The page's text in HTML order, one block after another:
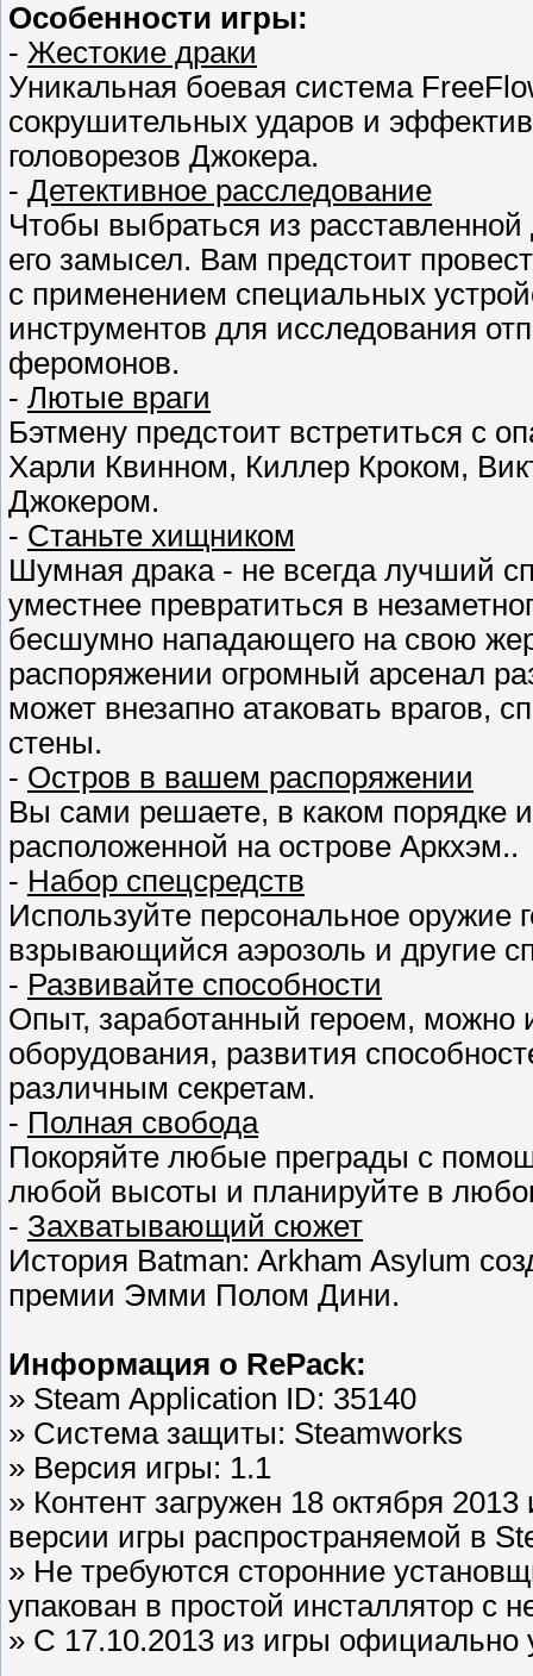
Особенности игры:
- Жестокие драки
Уникальная боевая система
сокрушительных ударов и
головорезов Джокера.
- Детективное расследование
Чтобы выбраться из
его замысел. Вам предстоит
с применением специальных
инструментов для исследования
феромонов.
- Лютые враги
Бэтмену предстоит встретиться с
Харли Квинном, Киллер Кроком,
Джокером.
- Станьте хищником
Шумная драка - не всегда лучший
уместнее превратиться в
бесшумно нападающего на свою
распоряжении огромный арсенал
может внезапно атаковать врагов,
стены.
- Остров в вашем распоряжении
Вы сами решаете, в каком порядке
расположенной на острове Аркхэм..
- Набор спецсредств
Используйте персональное оружие
взрывающийся аэрозоль и другие
- Развивайте способности
Опыт, заработанный героем, можно
оборудования, развития
различным секретам.
- Полная свобода
Покоряйте любые преграды с
любой высоты и планируйте в
- Захватывающий сюжет
История Batman: Arkham Asylum
премии Эмми Полом Дини.
Информация о RePack:
» Steam Application ID: 35140
» Система защиты: Steamworks
» Версия игры: 1.1
» Контент загружен 18 октября
версии игры распространяемой в
» Не требуются сторонние
упакован в простой инсталлятор с
» С 17.10.2013 из игры